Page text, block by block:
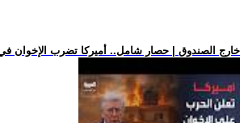
.. خارج الصندوق | حصار شامل.. أميركا تضرب الإخوان